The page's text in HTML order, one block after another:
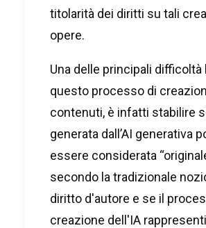
titolarità dei diritti su tali
opere.
Una delle principali difficoltà
questo processo di
contenuti, è infatti stabilire
generata dall’AI generativa
essere considerata
secondo la tradizionale
diritto d'autore e se il
creazione dell'IA